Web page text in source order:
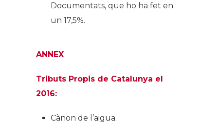
Documentats, que ho ha fet en
un 17,5%.
ANNEX
Tributs Propis de Catalunya el
2016:
Cànon de l’aigua.